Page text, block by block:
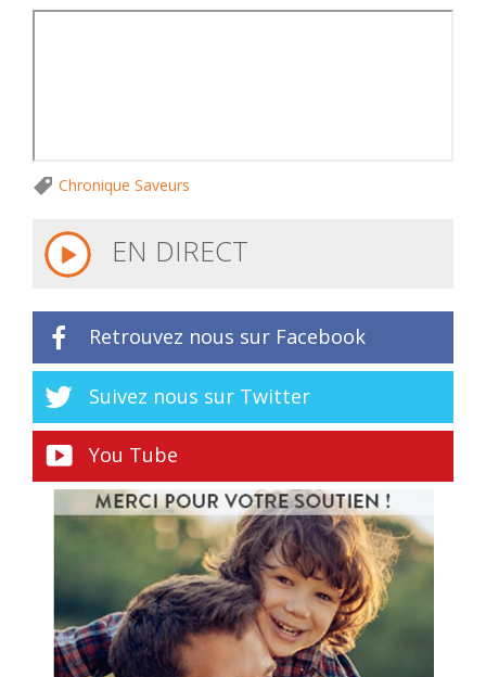
Chronique Saveurs
EN DIRECT
Retrouvez nous sur Facebook
Suivez nous sur Twitter
You Tube